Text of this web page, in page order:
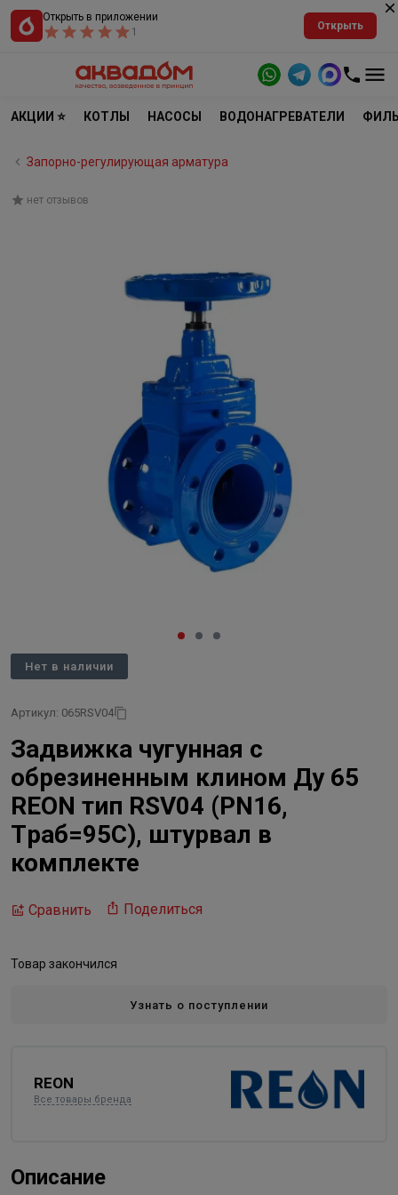
Открыть в приложении
1
Открыть
АКЦИИ ⭐ КОТЛЫ НАСОСЫ ВОДОНАГРЕВАТЕЛИ
Запорно-регулирующая арматура
нет отзывов
Нет в наличии
Артикул: 065RSV04
Задвижка чугунная с
обрезиненным клином Ду 65
REON тип RSV04 (PN16,
Tраб=95С), штурвал в
комплекте
Сравнить Поделиться
Товар закончился
Узнать о поступлении
REON
Все товары бренда
Описание